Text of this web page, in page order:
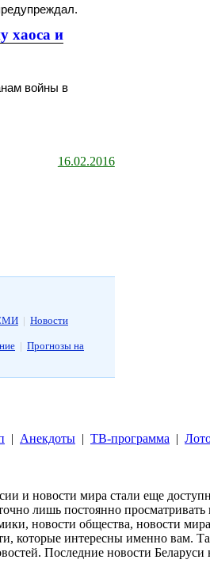
хаоса и
войны в
16.02.2016
| Новости
| Прогнозы на
| Анекдоты | ТВ-программа |
и новости мира стали еще
лишь постоянно
новости общества, новости
интересны именно вам.
Последние новости Беларуси